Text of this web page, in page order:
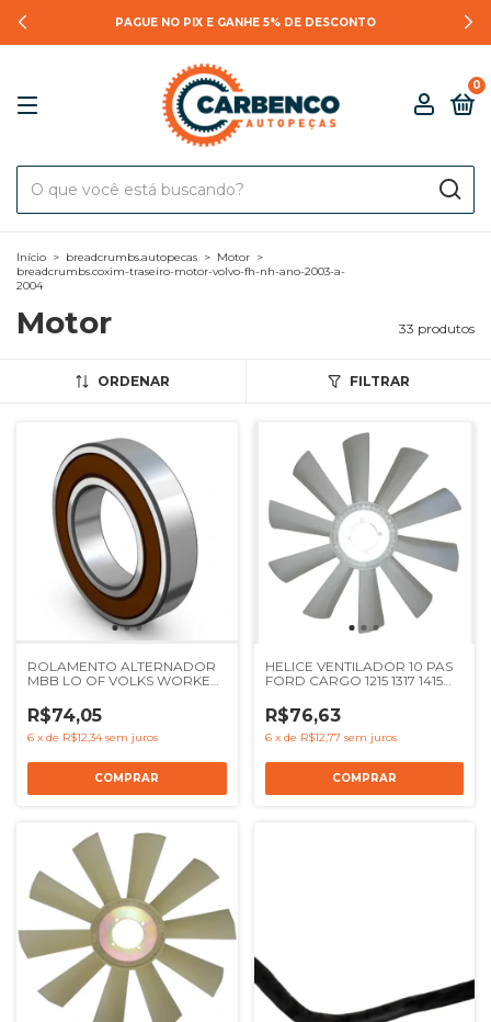
PAGUE NO PIX E GANHE 5% DE DESCONTO
0
Início > breadcrumbs.autopecas > Motor >
breadcrumbs.coxim-traseiro-motor-volvo-fh-nh-ano-2003-a-
2004
Motor 33 produtos
ORDENAR FILTRAR
ROLAMENTO ALTERNADOR
MBB LO OF VOLKS WORKER
Ref 0089818425 2TB903221B
R$74,05
6 x de R$12,34 sem juros
HELICE VENTILADOR 10 PAS
FORD CARGO 1215 1317 1415
F12000 F14000 F16000 - REF
2SL121303
R$76,63
6 x de R$12,77 sem juros